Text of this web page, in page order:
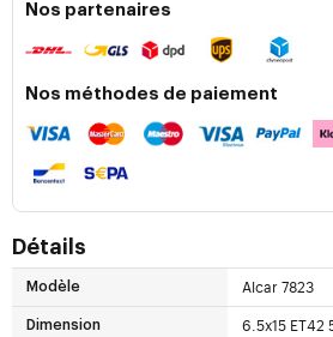
Nos partenaires
Nos méthodes de paiement
Détails
Modèle Alcar 7823
Dimension 6.5x15 ET42